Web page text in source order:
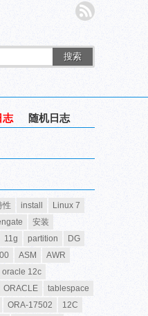
搜索
timestamp
time zone,ord_acp_crr
志 随机日志
性 install
Linux 7
安装
11g partition
DG
ASM
AWR
oracle 12c
ORACLE
tablespace
ORA-17502
12C